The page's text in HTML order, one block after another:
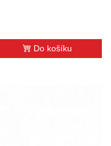
Do košíku